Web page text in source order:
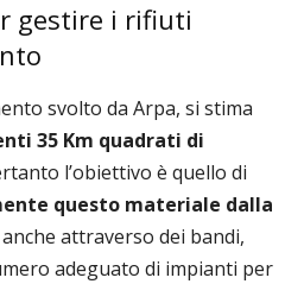
gestire i rifiuti
svolto da Arpa, si stima
35 Km quadrati di
l’obiettivo è quello di
questo materiale dalla
anche attraverso dei bandi,
adeguato di impianti per